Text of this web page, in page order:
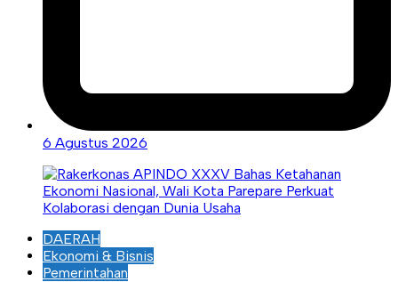
6 Agustus 2026
DAERAH
Ekonomi & Bisnis
Pemerintahan